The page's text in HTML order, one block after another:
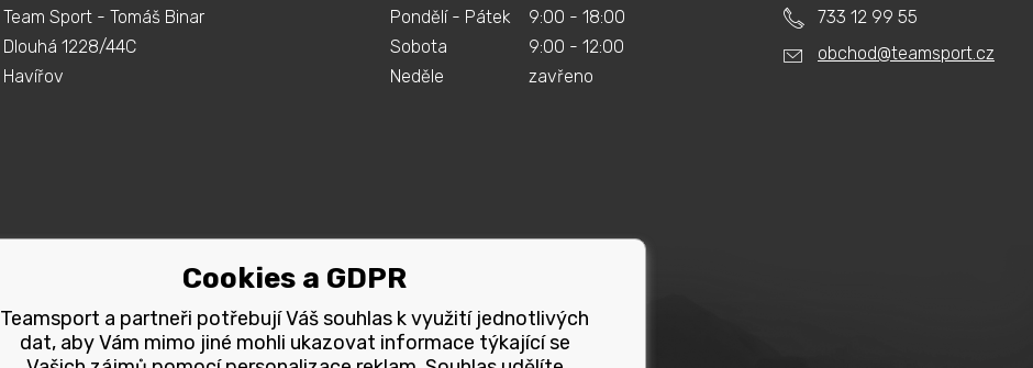
Team Sport - Tomáš Binar
Dlouhá 1228/44C
Havířov
Pondělí - Pátek
Sobota
Neděle
9:00 - 18:00
9:00 - 12:00
zavřeno
733 12 99 55
obchod@teamsport.cz
Cookies a GDPR
Teamsport a partneři potřebují Váš souhlas k využití jednotlivých
dat, aby Vám mimo jiné mohli ukazovat informace týkající se